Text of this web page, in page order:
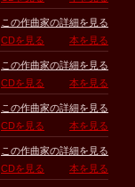
この作曲家の詳細を見る
CDを見る
本を見る
この作曲家の詳細を見る
CDを見る
本を見る
この作曲家の詳細を見る
CDを見る
本を見る
この作曲家の詳細を見る
CDを見る
本を見る